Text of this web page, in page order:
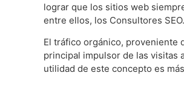
lograr que los sitios web
entre ellos, los Consultores SEO.
El tráfico orgánico, proveniente
principal impulsor de las visitas
utilidad de este concepto es